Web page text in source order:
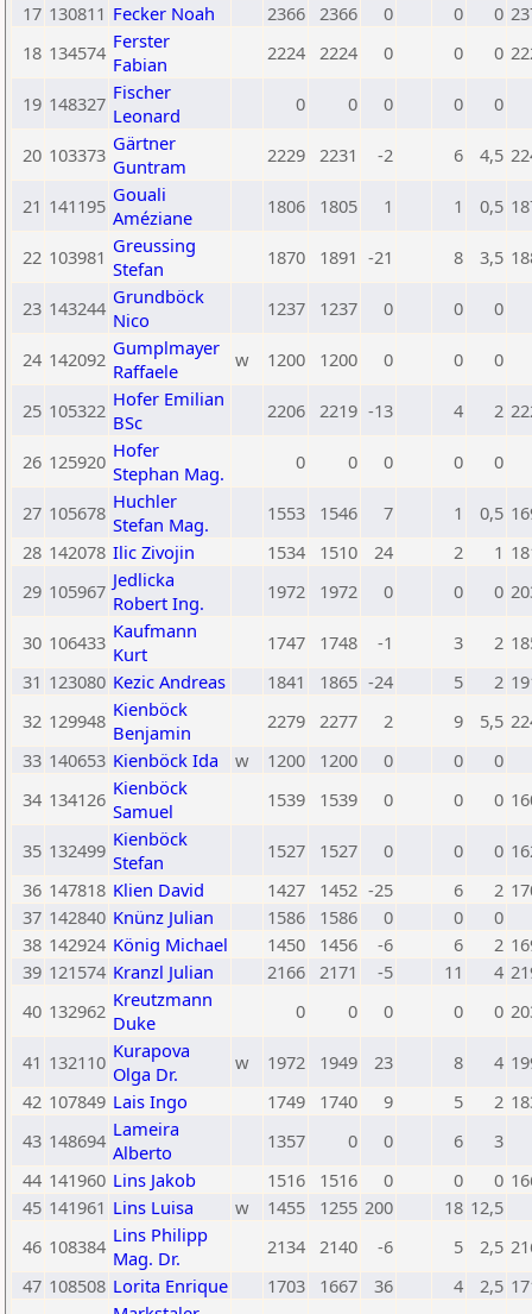
17 130811 Fecker Noah 2366 2366 0 0 0
18 134574 Ferster
Fabian
2224 2224 0 0 0
19 148327 Fischer
Leonard
0 0 0 0 0
20 103373 Gärtner
Guntram
2229 2231 -2 6 4,5
21 141195 Gouali
Améziane
1806 1805 1 1 0,5
22 103981 Greussing
Stefan
1870 1891 -21 8 3,5
23 143244 Grundböck
Nico
1237 1237 0 0 0
24 142092 Gumplmayer
Raffaele
w 1200 1200 0 0 0
25 105322 Hofer Emilian
BSc
2206 2219 -13 4 2
26 125920 Hofer
Stephan Mag.
0 0 0 0 0
27 105678 Huchler
Stefan Mag.
1553 1546 7 1 0,5
28 142078 Ilic Zivojin 1534 1510 24 2 1
29 105967 Jedlicka
Robert Ing.
1972 1972 0 0 0
30 106433 Kaufmann
Kurt
1747 1748 -1 3 2
31 123080 Kezic Andreas 1841 1865 -24 5 2
32 129948 Kienböck
Benjamin
2279 2277 2 9 5,5
33 140653 Kienböck Ida w 1200 1200 0 0
0
34 134126 Kienböck
Samuel
1539 1539 0 0 0
35 132499 Kienböck
Stefan
1527 1527 0 0 0
36 147818 Klien David 1427 1452 -25 6 2
37 142840 Knünz Julian 1586 1586 0 0
0
38 142924 König Michael 1450 1456 -6 6 2
39 121574 Kranzl Julian 2166 2171 -5 11 4
40 132962 Kreutzmann
Duke
0 0 0 0 0
41 132110 Kurapova
Olga Dr.
w 1972 1949 23 8 4
42 107849 Lais Ingo 1749 1740 9 5 2
43 148694 Lameira
Alberto
1357 0 0 6
3
44 141960 Lins Jakob 1516 1516 0 0 0
45 141961 Lins Luisa w 1455 1255 200 18 12,5
46 108384 Lins Philipp
Mag. Dr.
2134 2140 -6 5 2,5
47 108508 Lorita Enrique 1703 1667 36 4 2,5